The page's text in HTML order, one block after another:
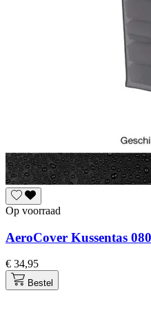
Op voorraad
AeroCover Kussentas
€ 34,95
Bestel